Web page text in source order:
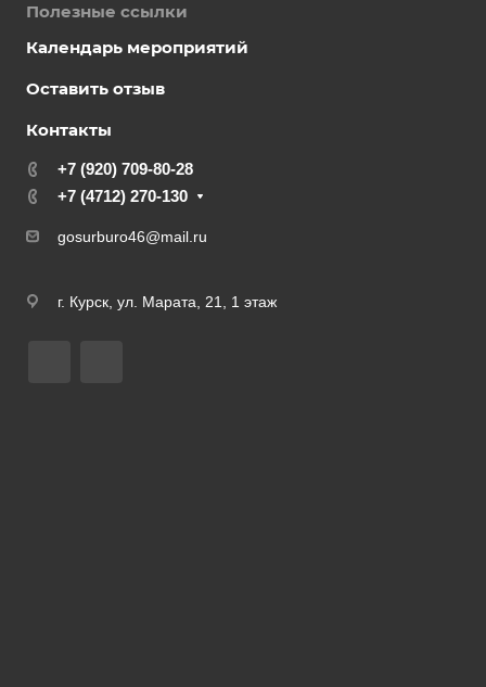
Полезные ссылки
Календарь мероприятий
Оставить отзыв
Контакты
+7 (920) 709-80-28
+7 (4712) 270-130
gosurburo46@mail.ru
г. Курск, ул. Марата, 21, 1 этаж